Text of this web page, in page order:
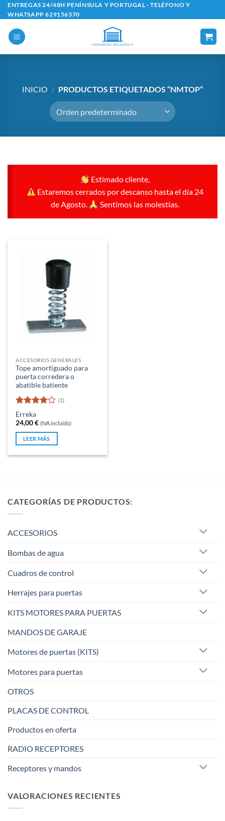
Saltar
al
contenido
ENTREGAS 24/48H PENÍNSULA Y PORTUGAL - TELÉFONO Y
WHATSAPP 629156370
INICIO / PRODUCTOS ETIQUETADOS “NMTOP”
Estimado cliente,
Estaremos cerrados por descanso hasta el día 24
de Agosto.
Sentimos las molestias.
ACCESORIOS GENERALES
Tope amortiguado para
puerta corredera o
abatible batiente
Valorado
con4de
5
(1)
Erreka
24,00€ (IVA incluido)
LEER MÁS
CATEGORÍAS DE PRODUCTOS:
ACCESORIOS
Bombas de agua
Cuadros de control
Herrajes para puertas
KITS MOTORES PARA PUERTAS
MANDOS DE GARAJE
Motores de puertas (KITS)
Motores para puertas
OTROS
PLACAS DE CONTROL
Productos en oferta
RADIO RECEPTORES
Receptores y mandos
VALORACIONES RECIENTES